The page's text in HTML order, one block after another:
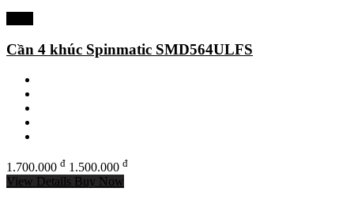
Cần 4 khúc Spinmatic SMD564ULFS
1.700.000 đ 1.500.000 đ
View Details Buy Now